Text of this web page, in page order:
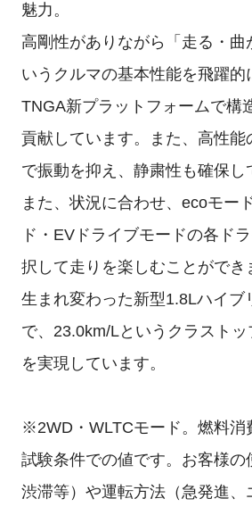
魅力。
高剛性がありながら「走る・曲
いうクルマの基本性能を飛躍的
TNGA新プラットフォームで構
貢献しています。また、高性能
で振動を抑え、静粛性も確保し
また、状況に合わせ、ecoモー
ド・EVドライブモードの各ド
択して走りを楽しむことができ
生まれ変わった新型1.8Lハイブ
で、23.0km/Lというクラスト
を実現しています。
※2WD・WLTCモード。燃料消
試験条件での値です。お客様の
渋滞等）や運転方法（急発進、